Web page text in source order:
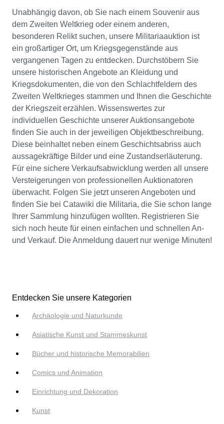
Unabhängig davon, ob Sie nach einem Souvenir aus
dem Zweiten Weltkrieg oder einem anderen,
besonderen Relikt suchen, unsere Militariaauktion ist
ein großartiger Ort, um Kriegsgegenstände aus
vergangenen Tagen zu entdecken. Durchstöbern Sie
unsere historischen Angebote an Kleidung und
Kriegsdokumenten, die von den Schlachtfeldern des
Zweiten Weltkrieges stammen und Ihnen die Geschichte
der Kriegszeit erzählen. Wissenswertes zur
individuellen Geschichte unserer Auktionsangebote
finden Sie auch in der jeweiligen Objektbeschreibung.
Diese beinhaltet neben einem Geschichtsabriss auch
aussagekräftige Bilder und eine Zustandserläuterung.
Für eine sichere Verkaufsabwicklung werden all unsere
Versteigerungen von professionellen Auktionatoren
überwacht. Folgen Sie jetzt unseren Angeboten und
finden Sie bei Catawiki die Militaria, die Sie schon lange
Ihrer Sammlung hinzufügen wollten. Registrieren Sie
sich noch heute für einen einfachen und schnellen An-
und Verkauf. Die Anmeldung dauert nur wenige Minuten!
Entdecken Sie unsere Kategorien
Archäologie und Naturkunde
Asiatische Kunst und Stammeskunst
Bücher und historische Memorabilien
Comics und Animation
Einrichtung und Dekoration
Kunst